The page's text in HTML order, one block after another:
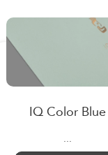
IQ Color Blue
...